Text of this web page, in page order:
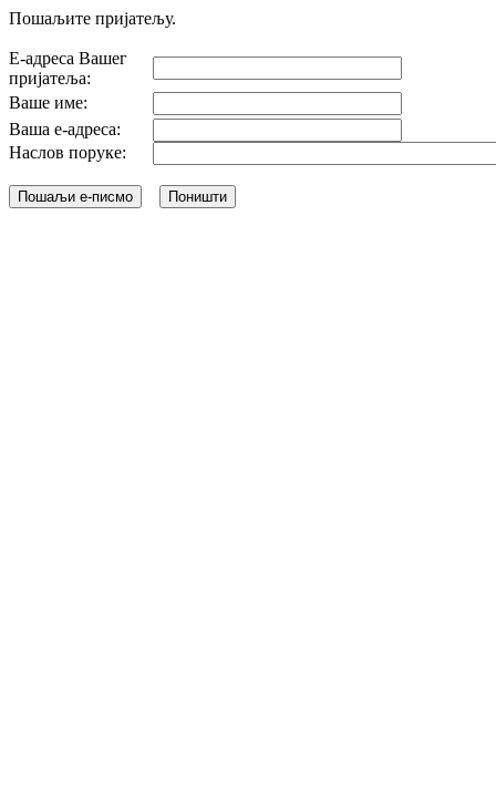
Пошаљите пријатељу.
Е-адреса Вашег
пријатеља:
Ваше име:
Ваша е-адреса:
Наслов поруке: